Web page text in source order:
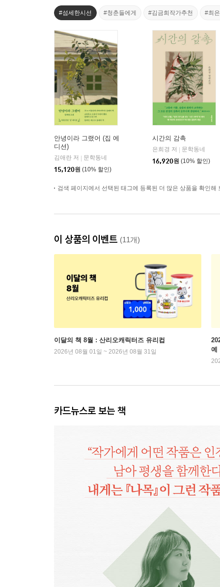
#섬세한시선 #청춘들에게 #김금희작가추천 #최
안녕이라 그랬어 (집 에
디션)
김애란 저
문학동네
15,120원 (10% 할인)
시간의 감촉
은희경 저
문학동네
16,920원 (10% 할인)
검색 페이지에서 선택된 태그에 등록된 더 많은 상품을 확인해
이 상품의 이벤트 (11개)
이달의 책 8월 : 산리오캐릭터즈 유리컵
2026년 08월 01일 ~ 2026년 08월 31일
예
카드뉴스로 보는 책